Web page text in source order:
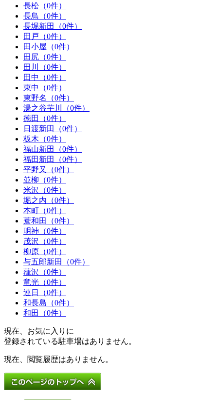
長松（0件）
長鳥（0件）
長堀新田（0件）
田戸（0件）
田小屋（0件）
田尻（0件）
田川（0件）
田中（0件）
東中（0件）
東野名（0件）
湯之谷芋川（0件）
徳田（0件）
日渡新田（0件）
板木（0件）
福山新田（0件）
福田新田（0件）
平野又（0件）
並柳（0件）
米沢（0件）
堀之内（0件）
本町（0件）
蓑和田（0件）
明神（0件）
茂沢（0件）
柳原（0件）
与五郎新田（0件）
葎沢（0件）
竜光（0件）
連日（0件）
和長島（0件）
和田（0件）
現在、お気に入りに
登録されている駐車場はありません。
現在、閲覧履歴はありません。